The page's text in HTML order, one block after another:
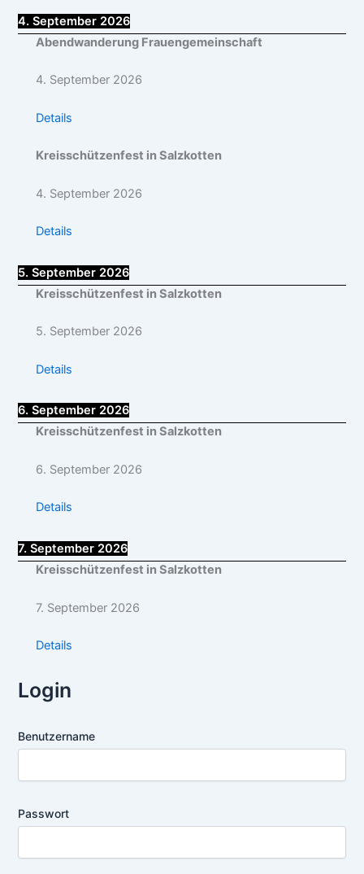
4. September 2026
Abendwanderung Frauengemeinschaft
4. September 2026
Details
Kreisschützenfest in Salzkotten
4. September 2026
Details
5. September 2026
Kreisschützenfest in Salzkotten
5. September 2026
Details
6. September 2026
Kreisschützenfest in Salzkotten
6. September 2026
Details
7. September 2026
Kreisschützenfest in Salzkotten
7. September 2026
Details
Login
Benutzername
Passwort